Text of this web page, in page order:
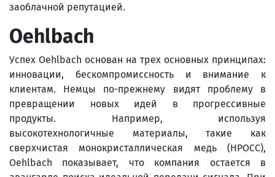
заоблачной репутацией.
Oehlbach
Успех Oehlbach основан на трех основных принципах:
инновации, бескомпромиссность и внимание к
клиентам. Немцы по-прежнему видят проблему в
превращении новых идей в прогрессивные
продукты. Например, используя
высокотехнологичные материалы, такие как
сверхчистая монокристаллическая медь (HPOCC),
Oehlbach показывает, что компания остается в